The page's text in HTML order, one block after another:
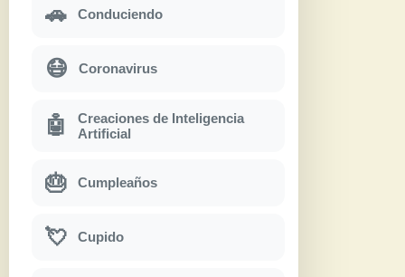
🚗 Conduciendo
😷 Coronavirus
🤖
Creaciones de Inteligencia
Artificial
🎂 Cumpleaños
💘 Cupido